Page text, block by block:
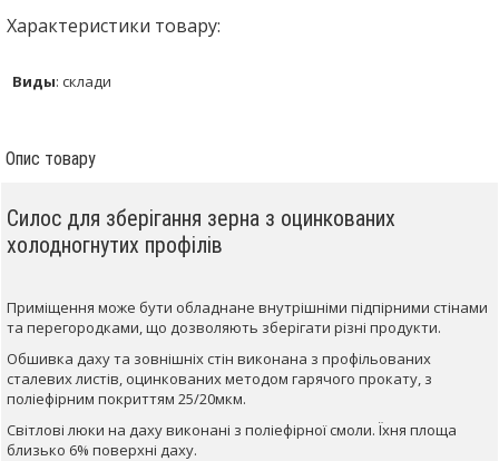
Характеристики товару:
Виды: склади
Опис товару
Силос для зберігання зерна з оцинкованих
холодногнутих профілів
Приміщення може бути обладнане внутрішніми підпірними стінами
та перегородками, що дозволяють зберігати різні продукти.
Обшивка даху та зовнішніх стін виконана з профільованих
сталевих листів, оцинкованих методом гарячого прокату, з
поліефірним покриттям 25/20мкм.
Світлові люки на даху виконані з поліефірної смоли. Їхня площа
близько 6% поверхні даху.